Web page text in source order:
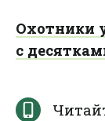
Охотники
с